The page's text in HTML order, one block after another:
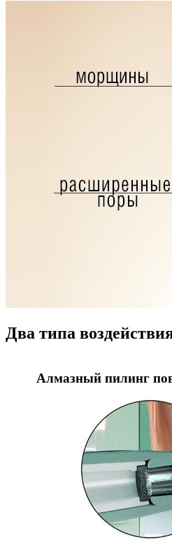
Два типа
Алмазный пилинг